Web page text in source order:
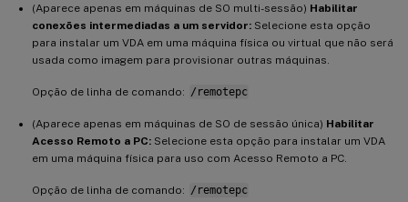
(Aparece apenas em máquinas de SO multi-sessão) Habilitar
conexões intermediadas a um servidor: Selecione esta opção
para instalar um VDA em uma máquina física ou virtual que não será
usada como imagem para provisionar outras máquinas.
Opção de linha de comando: /remotepc
(Aparece apenas em máquinas de SO de sessão única) Habilitar
Acesso Remoto a PC: Selecione esta opção para instalar um VDA
em uma máquina física para uso com Acesso Remoto a PC.
Opção de linha de comando: /remotepc